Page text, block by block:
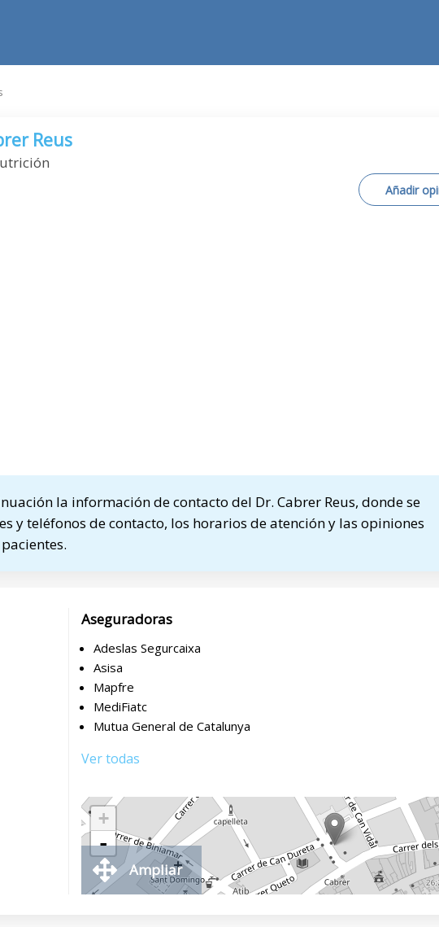
Reus
Añadir
la información de contacto del Dr. Cabrer Reus, donde se
y teléfonos de contacto, los horarios de atención y las opiniones
Aseguradoras
Adeslas Segurcaixa
Asisa
Mapfre
MediFiatc
Mutua General de Catalunya
Ver todas
+
-
Ampliar